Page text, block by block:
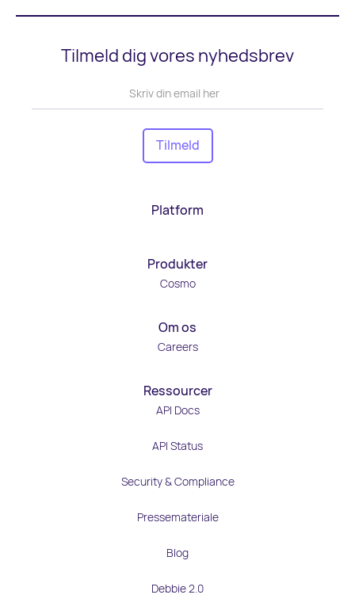
Tilmeld dig vores nyhedsbrev
Platform
Produkter
Cosmo
Om os
Careers
Ressourcer
API Docs
API Status
Security & Compliance
Pressemateriale
Blog
Debbie 2.0